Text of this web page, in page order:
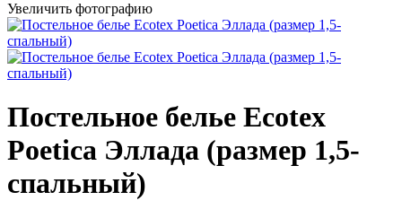
Увеличить фотографию
Постельное белье Ecotex
Poetica Эллада (размер 1,5-
спальный)